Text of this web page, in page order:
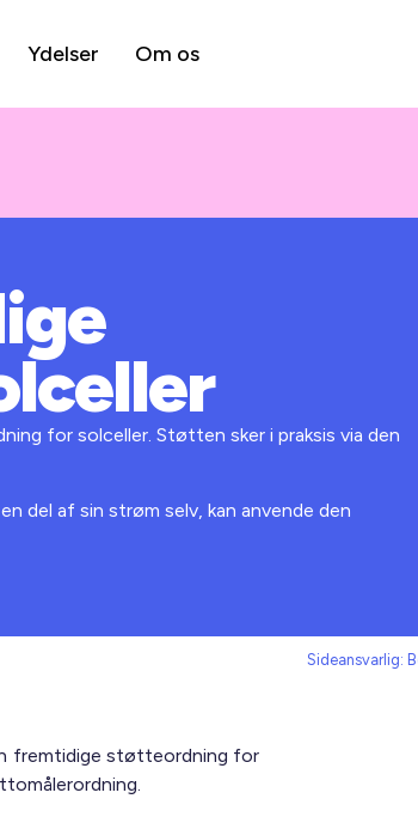
Ydelser Om os
for solceller. Støtten sker i praksis via den
del af sin strøm selv, kan anvende den
Sideansvarlig:
fremtidige støtteordning for